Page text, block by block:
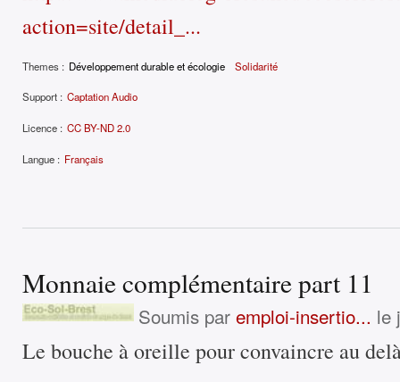
action=site/detail_...
Themes : Développement durable et écologie Solidarité
Support : Captation Audio
Licence : CC BY-ND 2.0
Langue : Français
Monnaie complémentaire part 11
Soumis par emploi-insertio... le
Le bouche à oreille pour convaincre au